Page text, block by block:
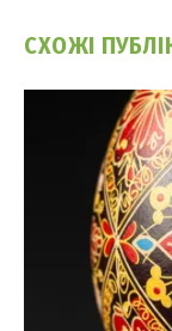
СХОЖІ